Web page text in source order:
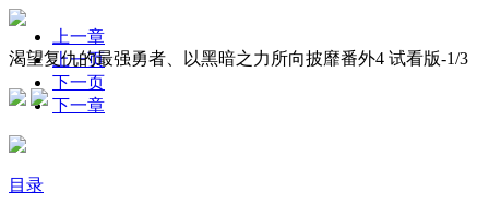
渴望复仇的最强勇者、以黑暗之力所向披靡番外4 试看版-1/3
上一章
上一页
下一页
下一章
目录